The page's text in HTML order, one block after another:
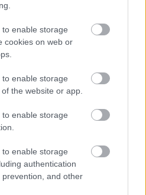
enable storage
cookies on web or
enable storage
the website or app.
enable storage
enable storage
authentication
and other
borult színpadra
már együtt vannak
és egy nagyon
nyújtott, ami a turné